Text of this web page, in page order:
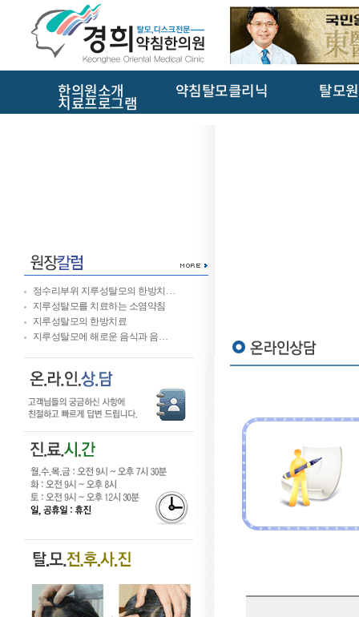
한의원소개 약침탈모클리닉 탈모
치료프로그램
정수리부위 지루성탈모의 한방치…
지루성탈모를 치료하는 소염약침
지루성탈모의 한방치료
지루성탈모에 해로운 음식과 음…